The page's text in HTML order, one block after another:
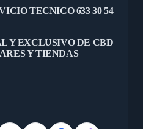
TECNICO 633 30 54
Y EXCLUSIVO DE CBD
Y TIENDAS